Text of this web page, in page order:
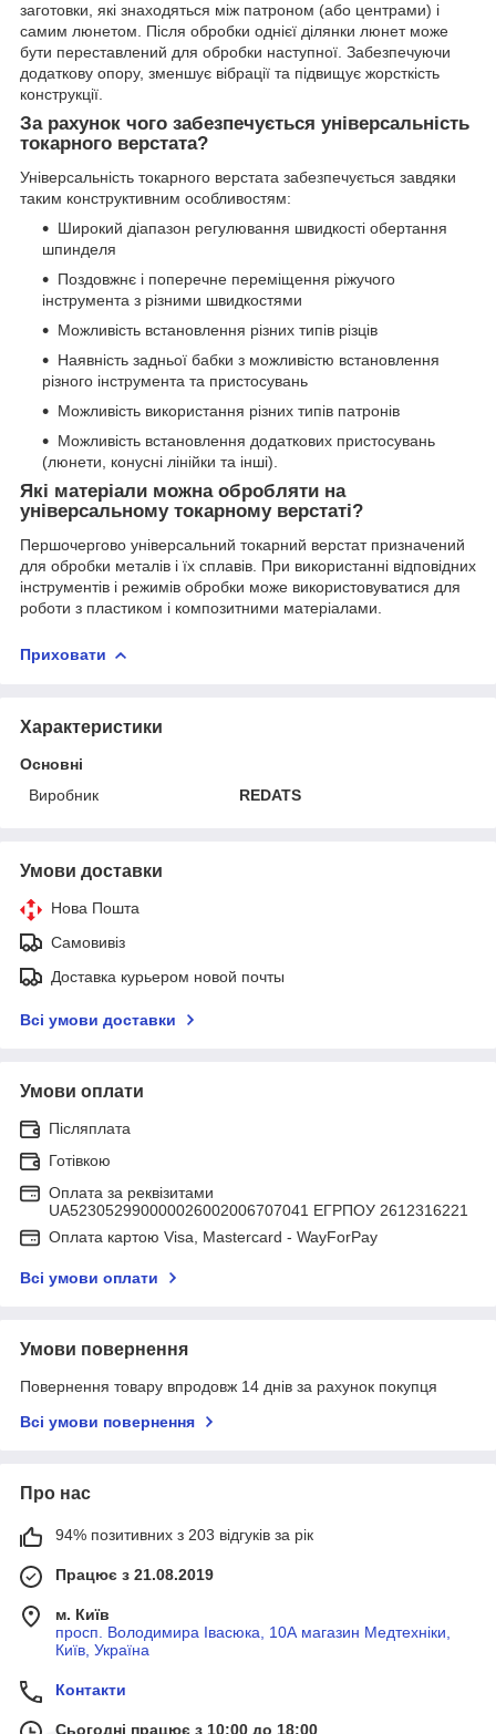
заготовки, які знаходяться між патроном (або центрами) і
самим люнетом. Після обробки однієї ділянки люнет може
бути переставлений для обробки наступної. Забезпечуючи
додаткову опору, зменшує вібрації та підвищує жорсткість
конструкції.
За рахунок чого забезпечується універсальність
токарного верстата?
Універсальність токарного верстата забезпечується завдяки
таким конструктивним особливостям:
Широкий діапазон регулювання швидкості обертання
шпинделя
Поздовжнє і поперечне переміщення ріжучого
інструмента з різними швидкостями
Можливість встановлення різних типів різців
Наявність задньої бабки з можливістю встановлення
різного інструмента та пристосувань
Можливість використання різних типів патронів
Можливість встановлення додаткових пристосувань
(люнети, конусні лінійки та інші).
Які матеріали можна обробляти на
універсальному токарному верстаті?
Першочергово універсальний токарний верстат призначений
для обробки металів і їх сплавів. При використанні відповідних
інструментів і режимів обробки може використовуватися для
роботи з пластиком і композитними матеріалами.
Приховати
Характеристики
Основні
Виробник
REDATS
Умови доставки
Нова Пошта
Самовивіз
Доставка курьером новой почты
Всі умови доставки
Умови оплати
Післяплата
Готівкою
Оплата за реквізитами
UA523052990000026002006707041 ЕГРПОУ 2612316221
Оплата картою Visa, Mastercard - WayForPay
Всі умови оплати
Умови повернення
Повернення товару впродовж 14 днів за рахунок покупця
Всі умови повернення
Про нас
94% позитивних з 203 відгуків за рік
Працює з 21.08.2019
м. Київ
просп. Володимира Івасюка, 10А магазин Медтехніки,
Київ, Україна
Контакти
Сьогодні працює з 10:00 до 18:00